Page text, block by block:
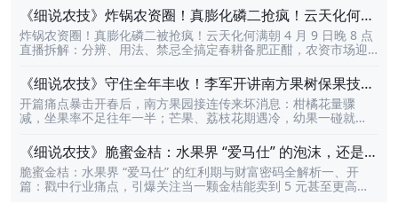
高手、种植能人、农业学霸同台比拼，看看谁才是真正“最懂农业
的人”。活动期间，不仅能靠实力登上全国排行榜，还有每周豪
礼、排行榜奖励、万元大奖等
「“识农AI”基于多模态大模型的田间地头AI应用实践」强势登榜，
并荣获“领异标新”的评审结论！撕开产业痛点的口子，做最懂农业
的AI正如评选文章中所言，中国AI的独特路径在于“场景驱动、技
术迭代”。我们不是拿着AI这把锤子去满世界找钉子，而是看到了
景的技术利器。识农AI自诞生起，就拒绝做停留在实验室里的“酷
炫”模型。我们致力于将前沿的多模态大模型技术与扎实的
《细说农技》炸锅农资圈！真膨化磷二抢疯！云天化何满
朝直播拆解分辨用法禁忌｜4 月 9 日晚 8 点
炸锅农资圈！真膨化磷二被抢疯！云天化何满朝 4 月 9 日晚 8 点
直播拆解：分辨、用法、禁忌全搞定春耕备肥正酣，农资市场迎
底火出圈，多地出现排队抢购、断货补货热潮，成为果树、蔬
菜、大田作物种植户眼中的 “增产刚需”。然而，随着热度飙升，
市场乱象也层出不穷：假货泛滥、真假难辨、用法不当导致肥效
全无、禁忌不清引发肥害…… 诸多痛点让无数农户 “花高价买无效
造的《细说农技》专场直播，将于4 月 9 日晚上 8 点准时开播！
云天化资深农艺师何满朝坐镇直播间，一次性讲透真膨化磷酸二
氢钾
《细说农技》守住全年丰收！李军开讲南方果树保果技
术，｜3 月 26 日晚 8 点
开篇痛点暴击开春后，南方果园接连传来坏消息：柑橘花量骤
减，坐果率不足往年一半；芒果、荔枝花期遇冷，幼果一碰就
疏的枝条叹气：“花少果难保，今年又要白干了？”别慌！行业实战
派专家李军带着一套经过千亩果园验证的 “保果密码” 来了，要帮
果农把流失的产量 “抢” 回来！核心爆点拆解本次「细说农技」直
播，李军将彻底打破 “保果靠运气” 的误区，用 3 大硬核干货直击
《细说农技》脆蜜金桔：水果界 “爱马仕” 的泡沫，还是真
红利？19日晚8点！
脆蜜金桔：水果界 “爱马仕” 的红利期与财富密码全解析一、开
篇：戳中行业痛点，引爆关注当一颗金桔能卖到 5 元甚至更高，